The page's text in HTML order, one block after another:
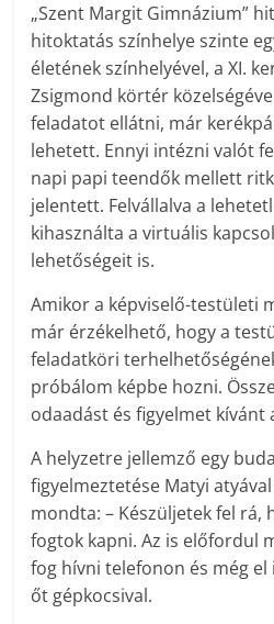
„Szent Margit Gimnázium”
hitoktatás színhelye szinte
életének színhelyével, a XI.
Zsigmond körtér
feladatot ellátni, már
lehetett. Ennyi intézni valót
napi papi teendők mellett
jelentett. Felvállalva a
kihasználta a virtuális
lehetőségeit is.
Amikor a képviselő-testületi
már érzékelhető, hogy a
feladatköri
próbálom képbe hozni.
odaadást és figyelmet kívánt
A helyzetre jellemző egy
figyelmeztetése Matyi
mondta: – Készüljetek fel rá,
fogtok kapni. Az is előfordul
fog hívni telefonon és még el
őt gépkocsival.